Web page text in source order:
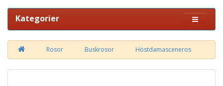
Kategorier
Rosor Buskrosor Höstdamasceneros